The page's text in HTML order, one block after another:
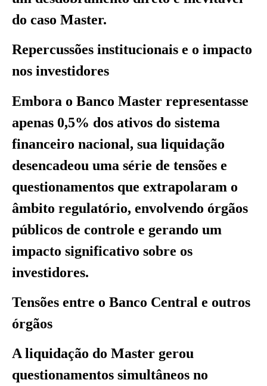
do caso Master.
Repercussões institucionais e o impacto
nos investidores
Embora o Banco Master representasse
apenas 0,5% dos ativos do sistema
financeiro nacional, sua liquidação
desencadeou uma série de tensões e
questionamentos que extrapolaram o
âmbito regulatório, envolvendo órgãos
públicos de controle e gerando um
impacto significativo sobre os
investidores.
Tensões entre o Banco Central e outros
órgãos
A liquidação do Master gerou
questionamentos simultâneos no